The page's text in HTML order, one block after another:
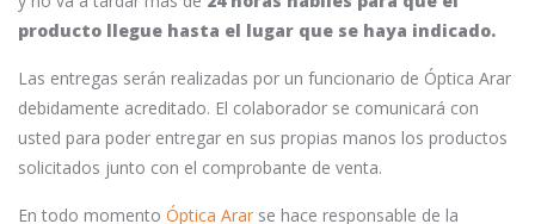
producto llegue hasta el lugar que se haya indicado.
Las entregas serán realizadas por un funcionario de Óptica Arar
debidamente acreditado. El colaborador se comunicará con
usted para poder entregar en sus propias manos los productos
solicitados junto con el comprobante de venta.
En todo momento Óptica Arar se hace responsable de la